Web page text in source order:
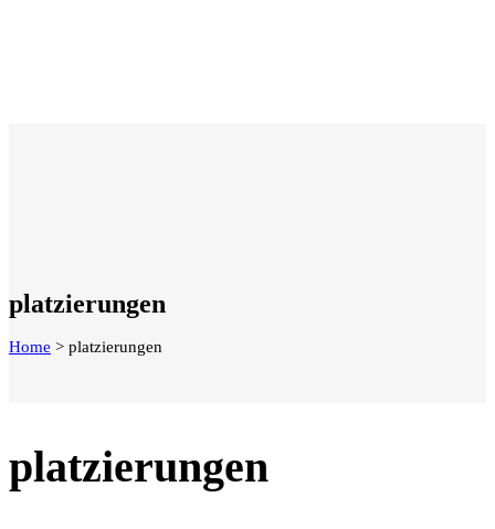
platzierungen
Home > platzierungen
platzierungen